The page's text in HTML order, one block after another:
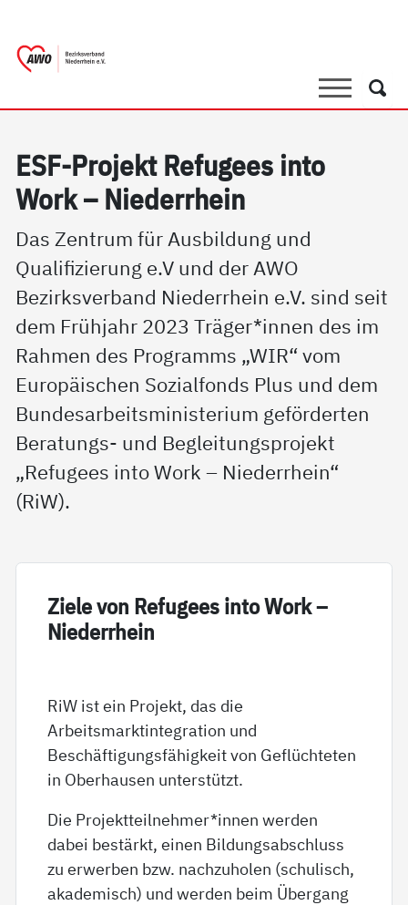
SucheSuche
ESF-Pro­jekt Re­fu­gees in­to
Work – Nie­der­r­hein
Das Zentrum für Ausbildung und
Qualifizierung e.V und der AWO
Bezirksverband Niederrhein e.V. sind seit
dem Frühjahr 2023 Träger*innen des im
Rahmen des Programms „WIR“ vom
Europäischen Sozialfonds Plus und dem
Bundesarbeitsministerium geförderten
Beratungs- und Begleitungsprojekt
„Refugees into Work – Niederrhein“
(RiW).
Zie­le von Re­fu­gees in­to Work –
Nie­der­r­hein
RiW ist ein Projekt, das die
Arbeitsmarktintegration und
Beschäftigungsfähigkeit von Geflüchteten
in Oberhausen unterstützt.
Die Projektteilnehmer*innen werden
dabei bestärkt, einen Bildungsabschluss
zu erwerben bzw. nachzuholen (schulisch,
akademisch) und werden beim Übergang